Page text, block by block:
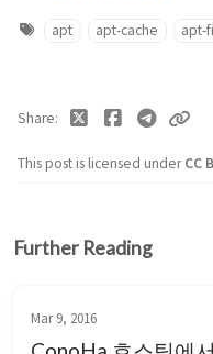
apt apt-cache apt-
This post is licensed underCC
Share
Further Reading
Mar 9, 2016